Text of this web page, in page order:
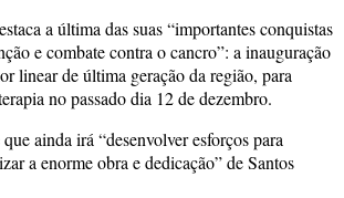
a última das suas “importantes conquistas
e combate contra o cancro”: a inauguração
linear de última geração da região, para
no passado dia 12 de dezembro.
ainda irá “desenvolver esforços para
a enorme obra e dedicação” de Santos